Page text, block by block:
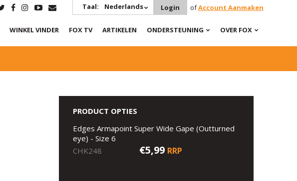
Taal: Nederlands Login ofAccount Aanmaken
WINKEL VINDER FOX TV ARTIKELEN ONDERSTEUNING OVER FOX
PRODUCT OPTIES
Edges Armapoint Super Wide Gape (Outturned
eye) - Size 6
CHK248
€5,99 RRP